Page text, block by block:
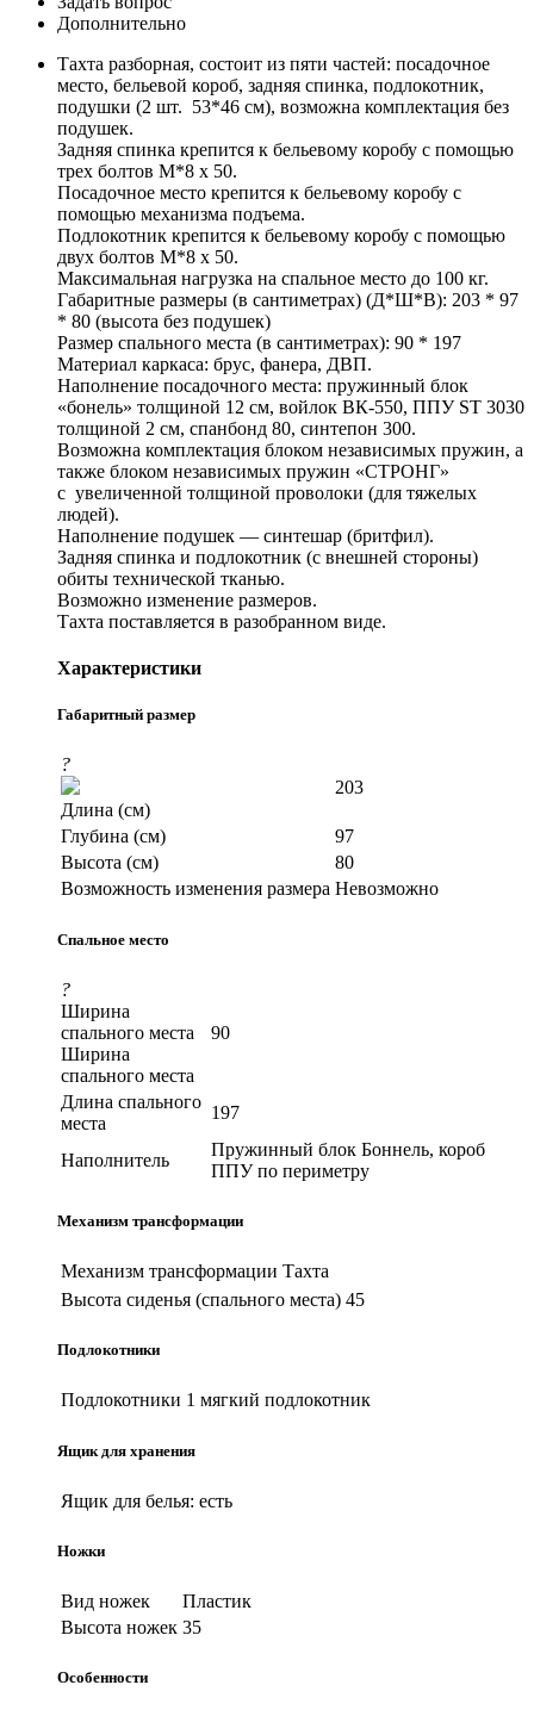
Дополнительно
Тахта разборная, состоит из пяти частей: посадочное
место, бельевой короб, задняя спинка, подлокотник,
подушки (2 шт. 53*46 см), возможна комплектация без
подушек.
Задняя спинка крепится к бельевому коробу с помощью
трех болтов М*8 х 50.
Посадочное место крепится к бельевому коробу с
помощью механизма подъема.
Подлокотник крепится к бельевому коробу с помощью
двух болтов М*8 х 50.
Максимальная нагрузка на спальное место до 100 кг.
Габаритные размеры (в сантиметрах) (Д*Ш*В): 203 * 97
* 80 (высота без подушек)
Размер спального места (в сантиметрах): 90 * 197
Материал каркаса: брус, фанера, ДВП.
Наполнение посадочного места: пружинный блок
«бонель» толщиной 12 см, войлок ВК-550, ППУ ST 3030
толщиной 2 см, спанбонд 80, синтепон 300.
Возможна комплектация блоком независимых пружин, а
также блоком независимых пружин «СТРОНГ»
с увеличенной толщиной проволоки (для тяжелых
людей).
Наполнение подушек — синтешар (бритфил).
Задняя спинка и подлокотник (с внешней стороны)
обиты технической тканью.
Возможно изменение размеров.
Тахта поставляется в разобранном виде.
Характеристики
Габаритный размер
?
Длина (см)
203
Глубина (см)
97
Высота (см)
80
Возможность изменения размера Невозможно
Спальное место
?
Ширина
спального места
Ширина
спального места
90
Длина спального
места
197
Наполнитель
Пружинный блок Боннель, короб
ППУ по периметру
Механизм трансформации
Механизм трансформации Тахта
Высота сиденья (спального места) 45
Подлокотники
Подлокотники 1 мягкий подлокотник
Ящик для хранения
Ящик для белья: есть
Ножки
Вид ножек
Пластик
Высота ножек 35
Особенности